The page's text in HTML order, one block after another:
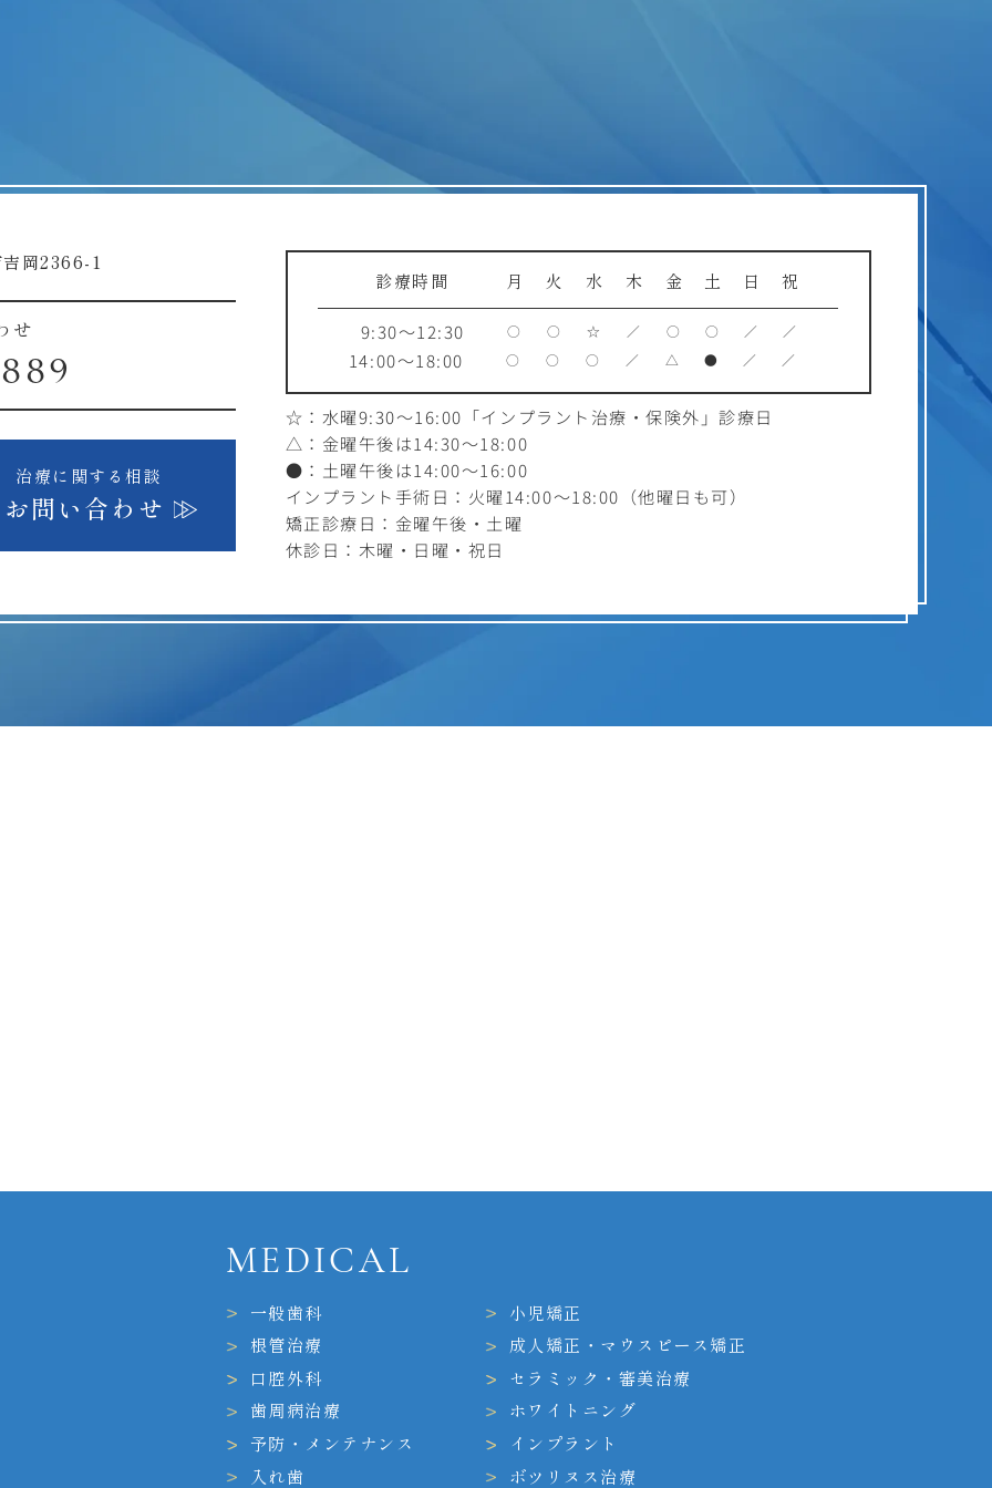
岡2366-1
せ
治療に関する相談
お問い合わせ
診療時間 月 火 水 木 金 土 日 祝
9:30～12:30 ○ ○ ☆ ／ ○ ○ ／ ／
14:00～18:00 ○ ○ ○ ／ △ ● ／ ／
☆：水曜9:30～16:00 「インプラント治療・保険外」診療日
△：金曜午後は14:30～18:00
●：土曜午後は14:00～16:00
インプラント手術日：火曜14:00～18:00（他曜日も可）
矯正診療日：金曜午後・土曜
休診日：木曜・日曜・祝日
MEDICAL
一般歯科
小児矯正
根管治療
成人矯正・マウス ピース矯正
口腔外科
セラミック・審美 治療
歯周病治療
ホワイトニング
予防・メンテナンス
インプラント
入れ歯
ボツリヌス治療